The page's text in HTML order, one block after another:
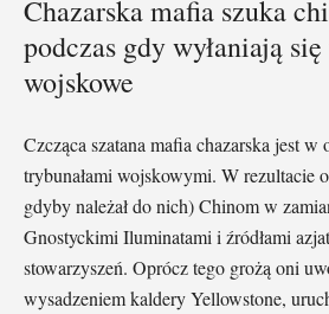
Chazarska mafia szuka
podczas gdy wyłaniają
wojskowe
Czcząca szatana mafia chazarska jest w
trybunałami wojskowymi. W rezultacie
gdyby należał do nich) Chinom w
Gnostyckimi Iluminatami i źródłami
stowarzyszeń. Oprócz tego grożą oni
wysadzeniem kaldery Yellowstone,